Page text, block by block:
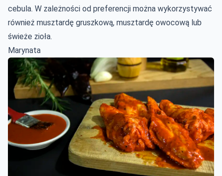
cebula. W zależności od preferencji można wykorzystywać
również musztardę gruszkową, musztardę owocową lub
świeże zioła.
Marynata